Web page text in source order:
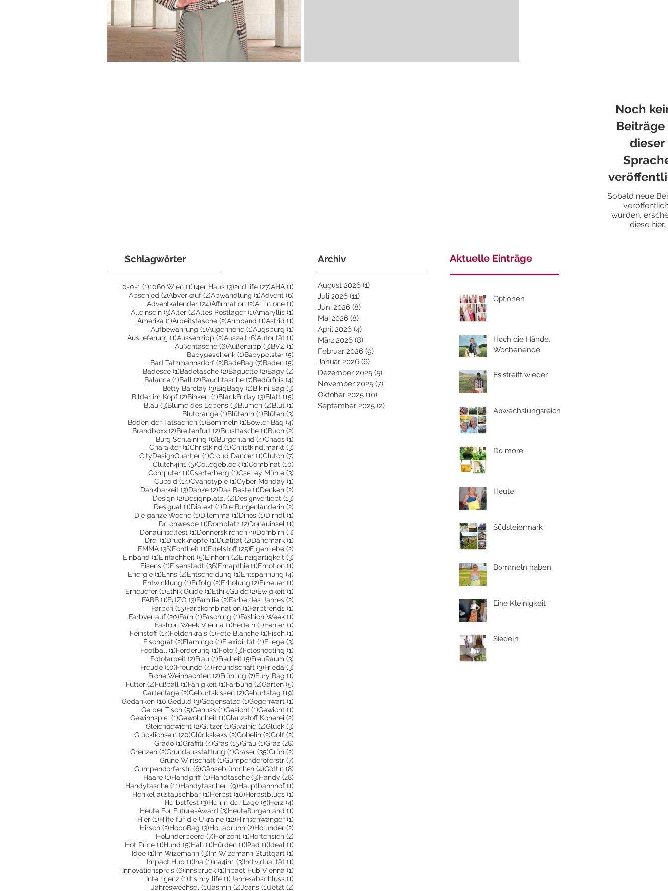
Schlagwörter
0-0-1 (1)1 Beitrag
1060 Wien (1)1 Beitrag
14er Haus (3)3 Beiträge
2nd life (27)27 Beiträge
AHA (1) 1 Beitrag
Abschied (2)2 Beiträge
Abverkauf (2)2 Beiträge
Abwandlung (1)1 Beitrag
Advent (6) 6 Beiträge
Adventkalender (24)24 Beiträge
Affirmation (2)2 Beiträge
All in one (1) 1 Beitrag
Alleinsein (3)3 Beiträge
Alter (2)2 Beiträge
Altes Postlager (1)1 Beitrag
Amaryllis (1) 1 Beitrag
Amerika (1)1 Beitrag
Arbeitstasche (2)2 Beiträge
Armband (1)1 Beitrag
Astrid (1) 1 Beitrag
Aufbewahrung (1)1 Beitrag
Augenhöhe (1)1 Beitrag
Augsburg (1) 1 Beitrag
Auslieferung (1)1 Beitrag
Aussenzipp (2)2 Beiträge
Auszeit (6)6 Beiträge
Autorität (1) 1 Beitrag
Außentasche (6)6 Beiträge
Außenzipp (3)3 Beiträge
BVZ (1)
Babygeschenk (1)1 Beitrag
Babypolster (5) 5 Beiträge
Bad Tatzmannsdorf (2)2 Beiträge
BadeBag (7)7 Beiträge
Baden (5) 5 Beiträge
Badesee (1)1 Beitrag
Badetasche (2)2 Beiträge
Baguette (2)2 Beiträge
Bagy (2) 2 Beiträge
Balance (1)1 Beitrag
Ball (2)2 Beiträge
Bauchtasche (7)7 Beiträge
Bedürfnis (4) 4 Beiträge
Betty Barclay (3)3 Beiträge
BigBagy (2)2 Beiträge
Bikini Bag (3) 3 Beiträge
Bilder im Kopf (2)2 Beiträge
Binkerl (1)1 Beitrag
BlackFriday (3)3 Beiträge
Blatt (15) 15 Beiträge
Blau (3)3 Beiträge
Blume des Lebens (3)3 Beiträge
Blumen (2)2 Beiträge
Blut (1) 1 Beitrag
Blutorange (1)1 Beitrag
Blütemn (1)1 Beitrag
Blüten (3)
Boden der Tatsachen (1)1 Beitrag
Bommeln (1)1 Beitrag
Bowler Bag (4)
Brandboxx (2)2 Beiträge
Breitenfurt (2)2 Beiträge
Brusttasche (1)1 Beitrag
Buch (2)
Burg Schlaining (6)6 Beiträge
Burgenland (4)4 Beiträge
Chaos (1)
Charakter (1)1 Beitrag
Christkind (1)1 Beitrag
Christkindlmarkt (3)
CityDesignQuartier (1)1 Beitrag
Cloud Dancer (1)1 Beitrag
Clutch (7)
Clutch4in1 (5)5 Beiträge
Collegeblock (1)1 Beitrag
Combinat (10)
Computer (1)1 Beitrag
Csarterberg (1)1 Beitrag
Cselley Mühle (3)
Cuboid (14)14 Beiträge
Cyanotypie (1)1 Beitrag
Cyber Monday (1)
Dankbarkeit (3)3 Beiträge
Danke (2)2 Beiträge
Das Beste (1)1 Beitrag
Denken (2)
Design (2)2 Beiträge
Designplatzl (2)2 Beiträge
Designverliebt (13)
Desigual (1)1 Beitrag
Dialekt (1)1 Beitrag
Die Burgenländerin (2)
Die ganze Woche (1)1 Beitrag
Dilemma (1)1 Beitrag
Dinos (1)1 Beitrag
Dirndl (1)
Dolchwespe (1)1 Beitrag
Domplatz (2)2 Beiträge
Donauinsel (1)
Donauinselfest (1)1 Beitrag
Donnerskirchen (3)3 Beiträge
Dornbirn (3)
Drei (1)1 Beitrag
Druckknöpfe (1)1 Beitrag
Dualität (2)2 Beiträge
Dänemark (1)
EMMA (36)36 Beiträge
Echtheit (1)1 Beitrag
Edelstoff (25)25 Beiträge
Eigenliebe (2)
Einband (1)1 Beitrag
Einfachheit (5)5 Beiträge
Einhorn (2)2 Beiträge
Einzigartigkeit (3)
Eisens (1)1 Beitrag
Eisenstadt (36)36 Beiträge
Emapthie (1)1 Beitrag
Emotion (1)
Energie (1)1 Beitrag
Enns (2)2 Beiträge
Entscheidung (1)1 Beitrag
Entspannung (4)
Entwicklung (1)1 Beitrag
Erfolg (2)2 Beiträge
Erholung (2)2 Beiträge
Erneuer (1)
Erneuerer (1)1 Beitrag
Ethik Guide (1)1 Beitrag
Ethik.Guide (2)2 Beiträge
Ewigkeit (1)
FABB (1)1 Beitrag
FUZO (3)3 Beiträge
Familie (2)2 Beiträge
Farbe des Jahres (2)
Farben (15)15 Beiträge
Farbkombination (1)1 Beitrag
Farbtrends (1)
Farbverlauf (20)20 Beiträge
Farn (1)1 Beitrag
Fasching (1)1 Beitrag
Fashion Week (1)
Fashion Week Vienna (1)1 Beitrag
Federn (1)1 Beitrag
Fehler (1)
Feinstoff (14)14 Beiträge
Feldenkrais (1)1 Beitrag
Fete Blanche (1)1 Beitrag
Fisch (1)
Fischgrät (2)2 Beiträge
Flamingo (1)1 Beitrag
Flexibilität (1)1 Beitrag
Fliege (3)
Football (1)1 Beitrag
Forderung (1)1 Beitrag
Foto (3)3 Beiträge
Fotoshooting (1)
Fototarbeit (2)2 Beiträge
Frau (1)1 Beitrag
Freiheit (5)5 Beiträge
FreuRaum (3)
Freude (10)10 Beiträge
Freunde (4)4 Beiträge
Freundschaft (3)3 Beiträge
Frieda (3)
Frohe Weihnachten (2)2 Beiträge
Frühling (7)7 Beiträge
Fury Bag (1)
Futter (2)2 Beiträge
Fußball (1)1 Beitrag
Fähigkeit (1)1 Beitrag
Färbung (2)2 Beiträge
Garten (5)
Gartentage (2)2 Beiträge
Geburtskissen (2)2 Beiträge
Geburtstag (19)
Gedanken (10)10 Beiträge
Geduld (3)3 Beiträge
Gegensätze (1)1 Beitrag
Gegenwart (1)
Gelber Tisch (5)5 Beiträge
Genuss (1)1 Beitrag
Gesicht (1)1 Beitrag
Gewicht (1)
Gewinnspiel (1)1 Beitrag
Gewohnheit (1)1 Beitrag
Glanzstoff Konerei (2)
Gleichgewicht (2)2 Beiträge
Glitzer (1)1 Beitrag
Glyzinie (2)2 Beiträge
Glück (3)
Glücklichsein (20)20 Beiträge
Glückskeks (2)2 Beiträge
Gobelin (2)2 Beiträge
Golf (2)
Grado (1)1 Beitrag
Graffiti (4)4 Beiträge
Gras (15)15 Beiträge
Grau (1)1 Beitrag
Graz (28)
Grenzen (2)2 Beiträge
Grundausstattung (1)1 Beitrag
Gräser (35)35 Beiträge
Grün (2)
Grüne Wirtschaft (1)1 Beitrag
Gumpenderoferstr (7)
Gumpendorferstr. (6)6 Beiträge
Gänseblümchen (4)4 Beiträge
Göttin (8)
Haare (1)1 Beitrag
Handgriff (1)1 Beitrag
Handtasche (3)3 Beiträge
Handy (28)
Handytasche (11)11 Beiträge
Handytascherl (9)9 Beiträge
Hauptbahnhof (1)
Henkel austauschbar (1)1 Beitrag
Herbst (10)10 Beiträge
Herbstblues (1)
Herbstfest (3)3 Beiträge
Herrin der Lage (5)5 Beiträge
Herz (4)
Heute For Future-Award (3)3 Beiträge
HeuteBurgenland (1)
Hier (1)1 Beitrag
Hilfe für die Ukraine (12)12 Beiträge
Hirnschwanger (1)
Hirsch (2)2 Beiträge
HoboBag (3)3 Beiträge
Hollabrunn (2)2 Beiträge
Holunder (2)
Holunderbeere (7)7 Beiträge
Horizont (1)1 Beitrag
Hortensien (2)
Hot Price (1)1 Beitrag
Hund (5)5 Beiträge
Häh (1)1 Beitrag
Hürden (1)1 Beitrag
IPad (1)1 Beitrag
Ideal (1)
Idee (1)1 Beitrag
Im Wizemann (3)3 Beiträge
Im Wizemann Stuttgart (1)
Impact Hub (1)1 Beitrag
Ina (1)1 Beitrag
Ina4in1 (3)3 Beiträge
Individualität (1)
Innovationspreis (6)6 Beiträge
Innsbruck (1)1 Beitrag
Inpact Hub Vienna (1)
Intelligenz (1)1 Beitrag
It´s my life (1) 1 Beitrag
Jahresabschluss (1)
Jahreswechsel (1) 1 Beitrag
Jasmin (2) 2 Beiträge
Jeans (1) 1 Beitrag
Jetzt (2)
Archiv
August 2026 (1)
Juli 2026 (11)
Juni 2026 (8)
Mai 2026 (8)
April 2026 (4)
März 2026 (8)
Februar 2026 (9)
Januar 2026 (6)
Dezember 2025 (5)
November 2025 (7)
Oktober 2025 (10)
September 2025 (2)
Aktuelle Einträge
Optionen
Hoch die Hände,
Wochenende
Es streift wieder
Abwechslungsreich
Do more
Heute
Südsteiermark
Bommeln haben
Eine Kleinigkeit
Siedeln
Noch
Beiträge
dieser
Sobald neue
wurden,
diese hier.